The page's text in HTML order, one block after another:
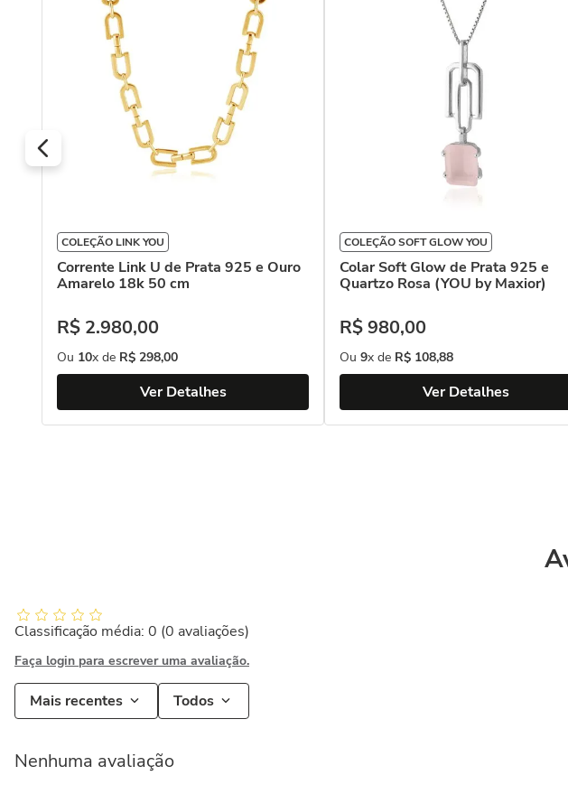
COLEÇÃO LINK YOU
Corrente Link U de Prata 925 e Ouro
Amarelo 18k 50 cm
R$ 2.980,00
Ou 10x de R$ 298,00
Ver Detalhes
COLEÇÃO SOFT GLOW YOU
Colar Soft Glow de Prata 925 e
Quartzo Rosa (YOU by Maxior)
R$980,00
Ou 9x de R$ 108,88
Ver Detalhes
Classificação média: 0 (0 avaliações)
Faça login para escrever uma avaliação.
Mais recentes Todos
Nenhuma avaliação